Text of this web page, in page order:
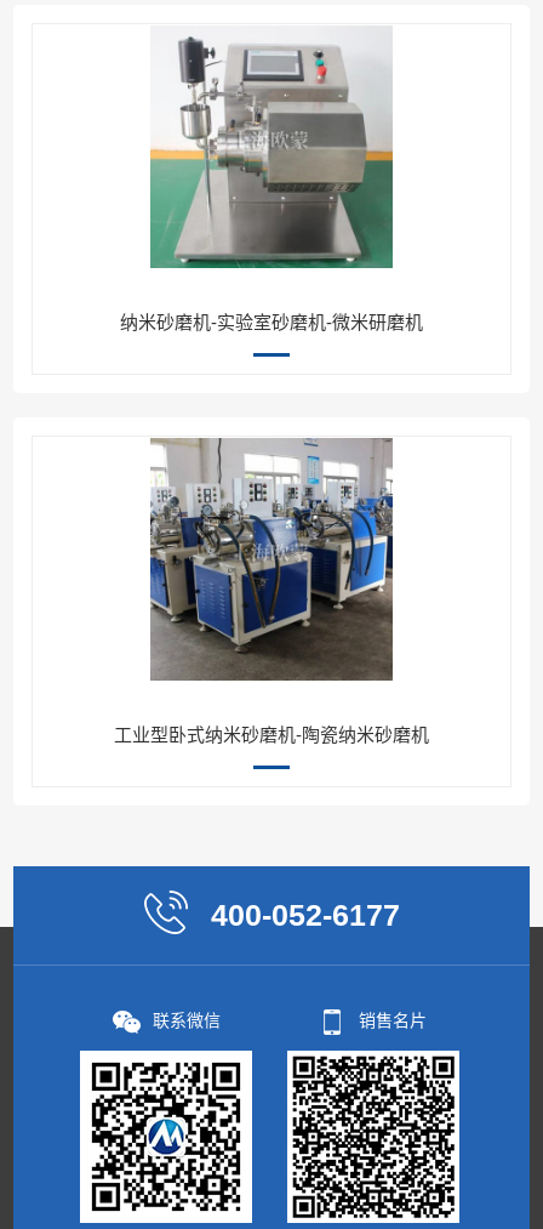
纳米砂磨机-实验室砂磨机-微米研磨机
工业型卧式纳米砂磨机-陶瓷纳米砂磨机
400-052-6177
联系微信 销售名片